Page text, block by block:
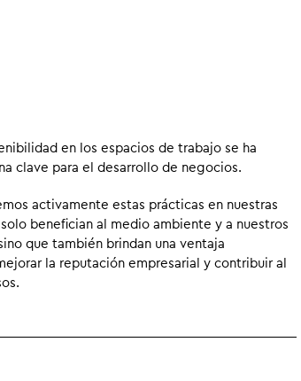
en los espacios de trabajo se ha
clave para el desarrollo de negocios.
activamente estas prácticas en nuestras
benefician al medio ambiente y a nuestros
que también brindan una ventaja
la reputación empresarial y contribuir al